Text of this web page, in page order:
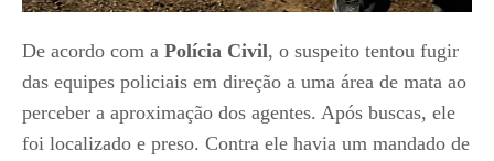
De acordo com a Polícia Civil, o suspeito tentou fugir
das equipes policiais em direção a uma área de mata ao
perceber a aproximação dos agentes. Após buscas, ele
foi localizado e preso. Contra ele havia um mandado de